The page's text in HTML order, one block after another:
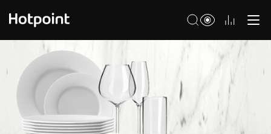
Холодильники
Морозильные камеры
Стиральные и сушильные машины
Посудомоечные машины